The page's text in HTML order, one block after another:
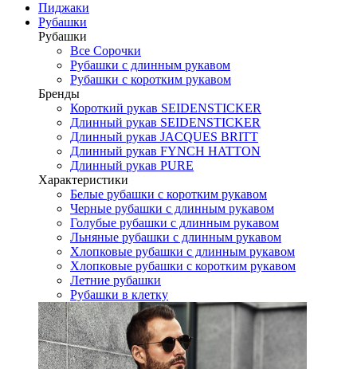
Пиджаки
Рубашки
Рубашки
Все Сорочки
Рубашки с длинным рукавом
Рубашки с коротким рукавом
Бренды
Короткий рукав SEIDENSTICKER
Длинный рукав SEIDENSTICKER
Длинный рукав JAСQUES BRITT
Длинный рукав FYNCH HATTON
Длинный рукав PURE
Характеристики
Белые рубашки с коротким рукавом
Черные рубашки с длинным рукавом
Голубые рубашки с длинным рукавом
Льняные рубашки с длинным рукавом
Хлопковые рубашки с длинным рукавом
Хлопковые рубашки с коротким рукавом
Летние рубашки
Рубашки в клетку